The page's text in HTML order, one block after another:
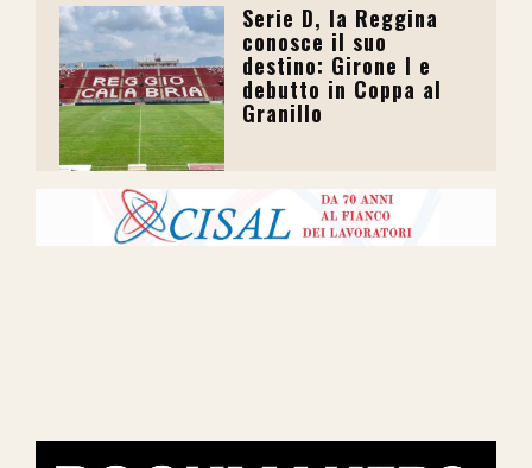
Serie D, la Reggina
conosce il suo
destino: Girone I e
debutto in Coppa al
Granillo